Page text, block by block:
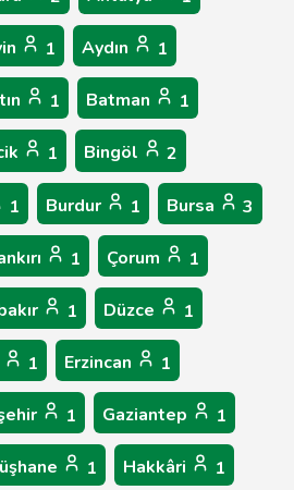
1 Aydın 1
1 Batman 1
1 Bingöl 2
1 Burdur 1 Bursa 3
1 Çorum 1
1 Düzce 1
1 Erzincan 1
1 Gaziantep 1
1 Hakkâri 1